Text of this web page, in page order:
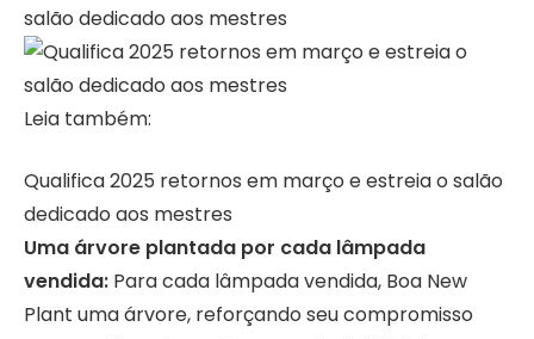
Leia também:
Qualifica 2025 retornos em março e estreia o salão
dedicado aos mestres
Uma árvore plantada por cada lâmpada
vendida: Para cada lâmpada vendida, Boa New
Plant uma árvore, reforçando seu compromisso